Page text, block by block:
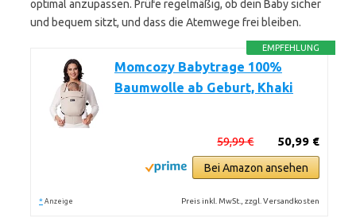
optimal anzupassen. Prüfe regelmäßig, ob dein Baby sicher
und bequem sitzt, und dass die Atemwege frei bleiben.
EMPFEHLUNG
Momcozy Babytrage 100%
Baumwolle ab Geburt, Khaki
50,99 €
59,99 €
Bei Amazon ansehen
* Anzeige Preis inkl. MwSt., zzgl. Versandkosten